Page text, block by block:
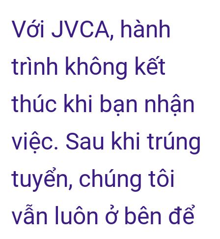
Với JVCA, hành
trình không kết
thúc khi bạn nhận
việc. Sau khi trúng
tuyển, chúng tôi
vẫn luôn ở bên để